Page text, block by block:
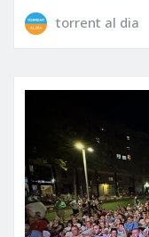
torrent al dia